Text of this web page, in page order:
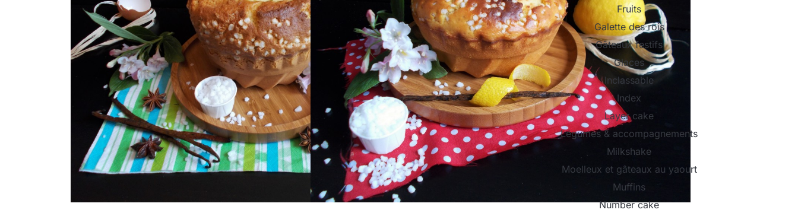
Fruits
Galette des rois
Gâteaux festifs
Glaces
Inclassable
Index
Layer cake
Légumes & accompagnements
Milkshake
Moelleux et gâteaux au yaourt
Muffins
Number cake